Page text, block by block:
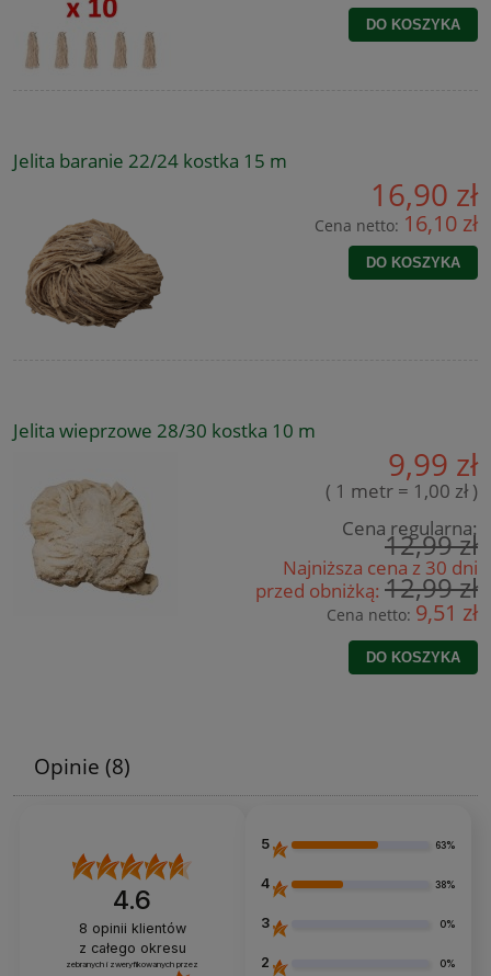
DO KOSZYKA
Jelita baranie 22/24 kostka 15 m
16,90 zł
Cena netto: 16,10 zł
DO KOSZYKA
Jelita wieprzowe 28/30 kostka 10 m
9,99 zł
( 1 metr = 1,00 zł )
Cena regularna:
12,99 zł
Najniższa cena z 30 dni
przed obniżką: 12,99 zł
Cena netto: 9,51 zł
DO KOSZYKA
Opinie (8)
4.6
8 opinii klientów
z całego okresu
zebranych i zweryfikowanych przez
5 63%
4 38%
3 0%
2 0%